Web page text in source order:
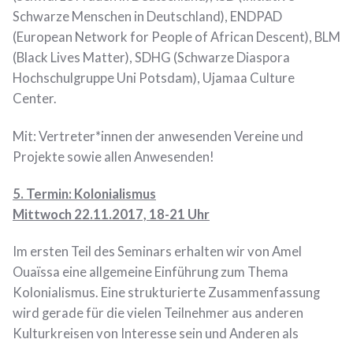
Schwarze Menschen in Deutschland), ENDPAD
(European Network for People of African Descent), BLM
(Black Lives Matter), SDHG (Schwarze Diaspora
Hochschulgruppe Uni Potsdam), Ujamaa Culture
Center.
Mit: Vertreter*innen der anwesenden Vereine und
Projekte sowie allen Anwesenden!
5. Termin: Kolonialismus
Mittwoch 22.11.2017, 18-21 Uhr
Im ersten Teil des Seminars erhalten wir von Amel
Ouaïssa eine allgemeine Einführung zum Thema
Kolonialismus. Eine strukturierte Zusammenfassung
wird gerade für die vielen Teilnehmer aus anderen
Kulturkreisen von Interesse sein und Anderen als